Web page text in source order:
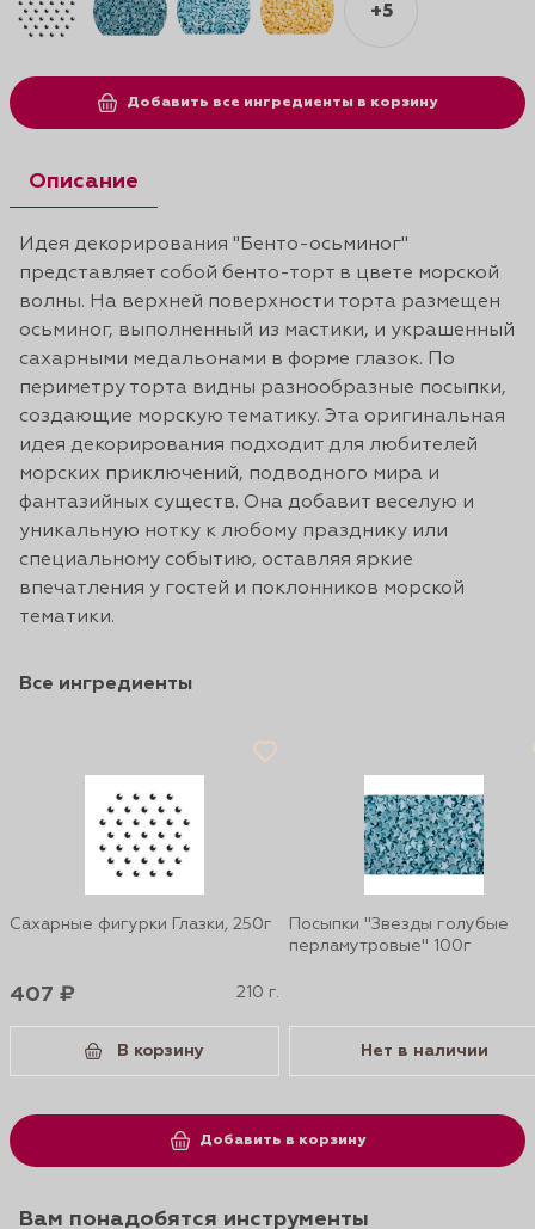
+5
Добавить все ингредиенты в корзину
Описание
Идея декорирования "Бенто-осьминог"
представляет собой бенто-торт в цвете морской
волны. На верхней поверхности торта размещен
осьминог, выполненный из мастики, и украшенный
сахарными медальонами в форме глазок. По
периметру торта видны разнообразные посыпки,
создающие морскую тематику. Эта оригинальная
идея декорирования подходит для любителей
морских приключений, подводного мира и
фантазийных существ. Она добавит веселую и
уникальную нотку к любому празднику или
специальному событию, оставляя яркие
впечатления у гостей и поклонников морской
тематики.
Все ингредиенты
Сахарные фигурки Глазки, 250г
407 ₽ 210 г.
В корзину
Посыпки "Звезды голубые
перламутровые" 100г
Нет в наличии
Добавить в корзину
Вам понадобятся инструменты